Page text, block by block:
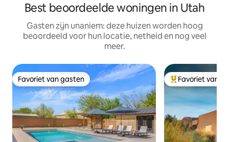
Best beoordeelde woningen in Utah
Gasten zijn unaniem: deze huizen worden hoog
beoordeeld voor hun locatie, netheid en nog veel
meer.
Favoriet van gasten
Favoriet van gasten Topfavoriet van
Favoriet van